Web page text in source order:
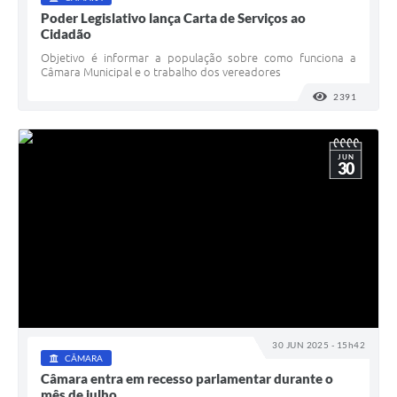
Poder Legislativo lança Carta de Serviços ao
Cidadão
Objetivo é informar a população sobre como funciona a
Câmara Municipal e o trabalho dos vereadores
2391
30 JUN 2025 - 15h42
JUN
30
CÂMARA
Câmara entra em recesso parlamentar durante o